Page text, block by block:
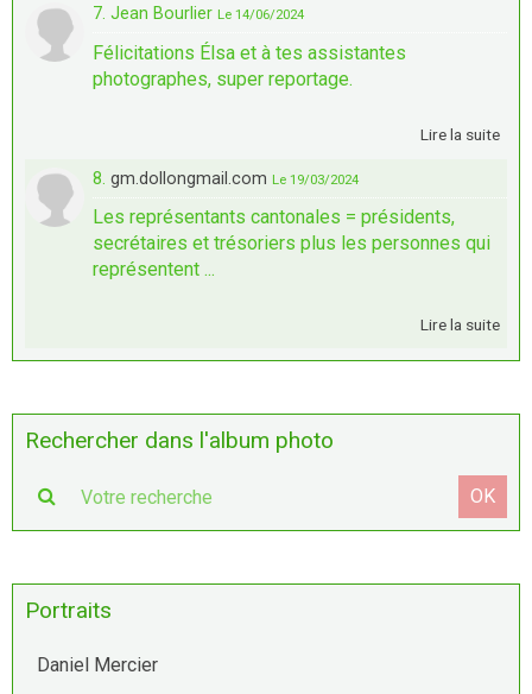
7. Jean Bourlier Le 14/06/2024
Félicitations Élsa et à tes assistantes
photographes, super reportage.
Lire la suite
8. gm.dollongmail.com Le 19/03/2024
Les représentants cantonales = présidents,
secrétaires et trésoriers plus les personnes qui
représentent ...
Lire la suite
Rechercher dans l'album photo
OK
Portraits
Daniel Mercier